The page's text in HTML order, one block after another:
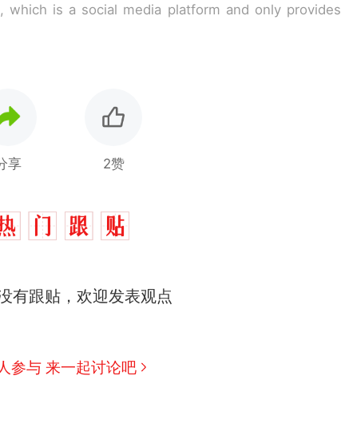
which is a social media platform and only provides
享 2赞
有跟贴，欢迎发表观点
参与 来一起讨论吧